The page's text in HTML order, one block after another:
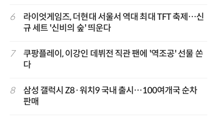
6
라이엇게임즈, 더현대 서울서 역대 최대 TFT 축제…신
규 세트 '신비의 숲' 띄운다
7
쿠팡플레이, 이강인 데뷔전 직관 팬에 '역조공' 선물 쏜
다
8
삼성 갤럭시 Z8·워치9 국내 출시…100여개국 순차
판매